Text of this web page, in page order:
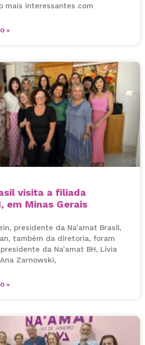
mais interessantes com
»
visita a filiada
em Minas Gerais
presidente da Na’amat Brasil,
também da diretoria, foram
da Na’amat BH, Lívia
Zarnowski,
»